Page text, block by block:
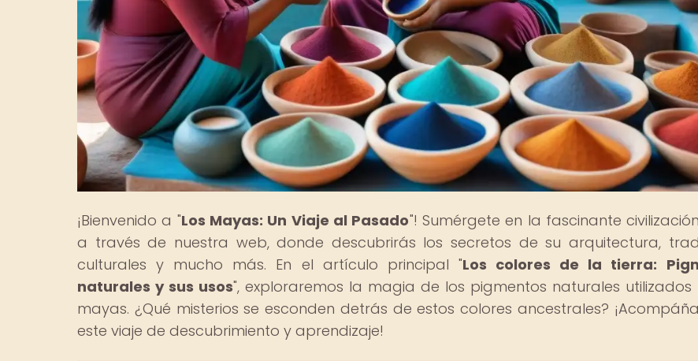
¡Bienvenido a "Los Mayas: Un Viaje al Pasado"! Sumérgete en la fascinante
a través de nuestra web, donde descubrirás los secretos de su arquitectura,
culturales y mucho más. En el artículo principal "Los colores de la tierra:
naturales y sus usos", exploraremos la magia de los pigmentos naturales utilizados
mayas. ¿Qué misterios se esconden detrás de estos colores ancestrales?
este viaje de descubrimiento y aprendizaje!